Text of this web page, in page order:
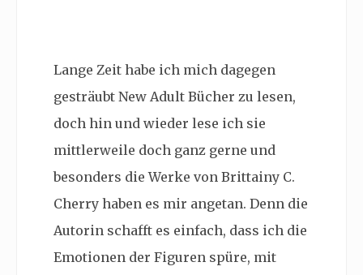
Lange Zeit habe ich mich dagegen
gesträubt New Adult Bücher zu lesen,
doch hin und wieder lese ich sie
mittlerweile doch ganz gerne und
besonders die Werke von Brittainy C.
Cherry haben es mir angetan. Denn die
Autorin schafft es einfach, dass ich die
Emotionen der Figuren spüre, mit